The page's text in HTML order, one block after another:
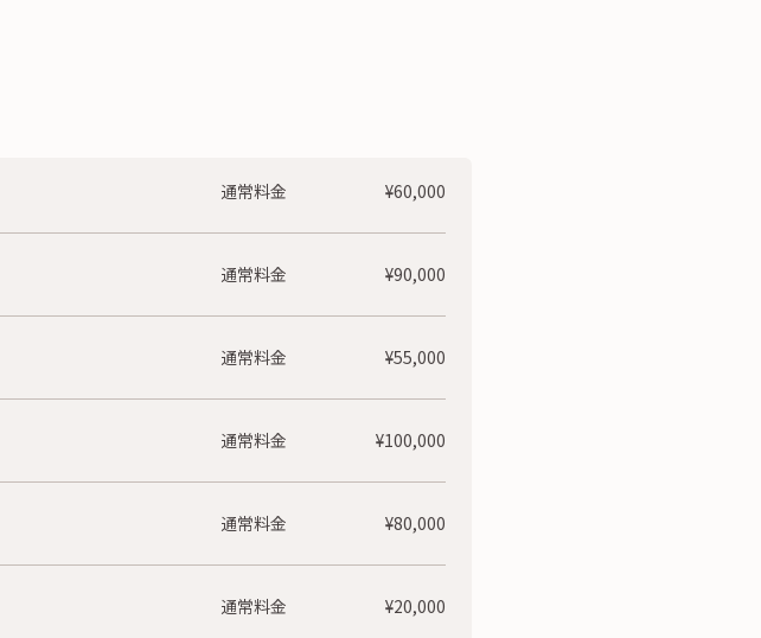
通常料金 ¥60,000
通常料金 ¥90,000
通常料金 ¥55,000
通常料金 ¥100,000
通常料金 ¥80,000
通常料金 ¥20,000